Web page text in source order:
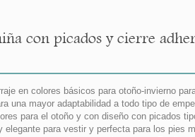
con picados y cierre
en colores básicos para otoño-invierno
una mayor adaptabilidad a todo tipo de
para el otoño y con diseño con picados
elegante para vestir y perfecta para los pies